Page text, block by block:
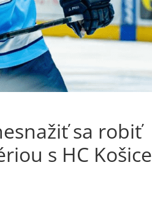
sa robiť
s HC Košice